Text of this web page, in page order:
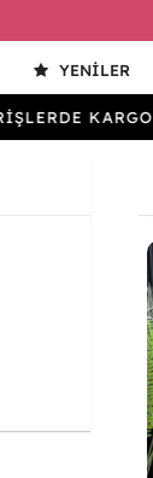
YENILER
KARGO BEDAVA